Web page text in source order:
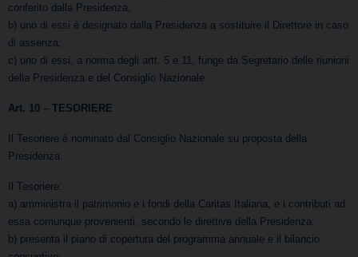
conferito dalla Presidenza;
b) uno di essi è designato dalla Presidenza a sostituire il Direttore in caso
di assenza;
c) uno di essi, a norma degli artt. 5 e 11, funge da Segretario delle riunioni
della Presidenza e del Consiglio Nazionale.
Art. 10 – TESORIERE
Il Tesoriere è nominato dal Consiglio Nazionale su proposta della
Presidenza.
Il Tesoriere:
a) amministra il patrimonio e i fondi della Caritas Italiana, e i contributi ad
essa comunque provenienti, secondo le direttive della Presidenza;
b) presenta il piano di copertura del programma annuale e il bilancio